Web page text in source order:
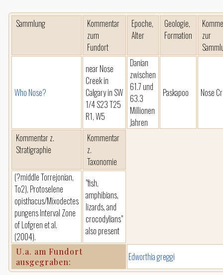
Sammlung
Kommentar
zum
Fundort
Epoche,
Alter
Geologie,
Formation
zur
Who Nose?
near Nose
Creek in
Calgary in SW
1/4 S23 T25
R1, W5
Danian
zwischen
61.7 und
63.3
Millionen
Jahren
Paskapoo Nose
Kommentar z.
Stratigraphie
Kommentar
z.
Taxonomie
(?middle Torrejonian,
To2), Protoselene
opisthacus/Mixodectes
pungens Interval Zone
of Lofgren et al.
(2004).
"fish,
amphibians,
lizards, and
crocodylians"
also present
U.a. am Fundort
ausgegraben:
Edworthia greggi